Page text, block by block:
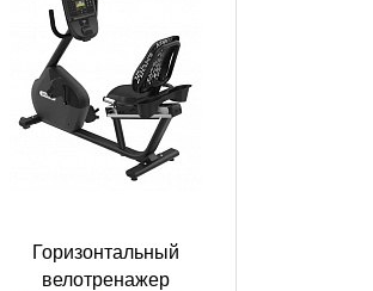
Горизонтальный
велотренажер